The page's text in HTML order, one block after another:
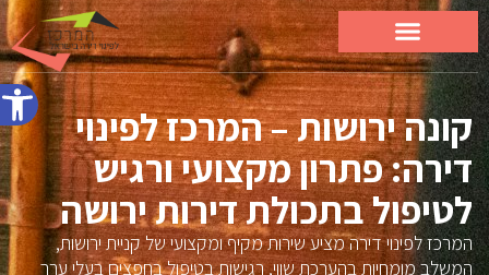
פתח
קונה ירושות – המרכז לפינוי
דירה: פתרון מקצועי ורגיש
לטיפול בתכולת דירות ירושה
המרכז לפינוי דירה מציע שירות מקיף ומקצועי של קניית ירושות,
המשלב מומחיות בהערכת שווי, רגישות בטיפול בחפצים בעלי ערך